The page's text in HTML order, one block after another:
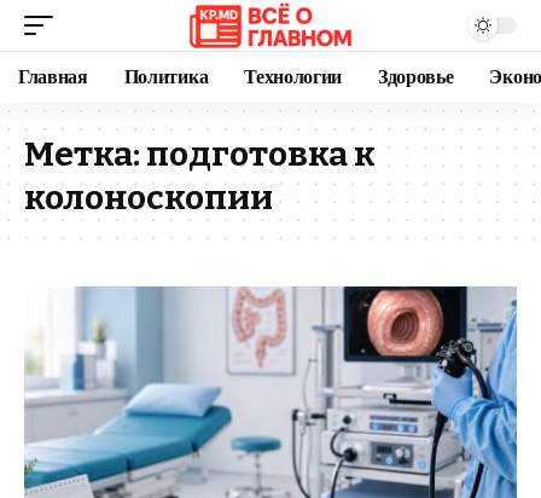
Главная Политика Технологии Здоровье
Метка: подготовка к
колоноскопии